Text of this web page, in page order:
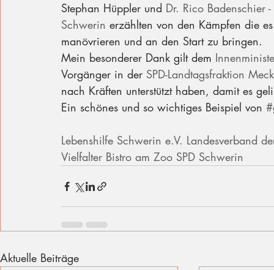
Stephan Hüppler und Dr. Rico Badenschier
Schwerin erzählten von den Kämpfen die
manövrieren und an den Start zu bringen.
Mein besonderer Dank gilt dem
Vorgänger in der SPD-Landtagsfraktion
nach Kräften unterstützt haben, damit es
Ein schönes und so wichtiges Beispiel von
Lebenshilfe Schwerin e.V. Landesverband
Vielfalter Bistro am Zoo SPD Schwerin
Aktuelle Beiträge